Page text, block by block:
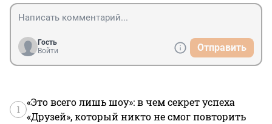
Гость
Войти
Отправить
1
«Это всего лишь шоу»: в чем секрет успеха
«Друзей», который никто не смог повторить